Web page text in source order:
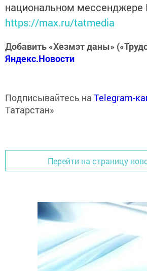
национальном мессенджере
https://max.ru/tatmedia
Добавить «Хезмэт даны»
Яндекс.Новости
Подписывайтесь на Telegram-
Татарстан»
Перейти на страницу